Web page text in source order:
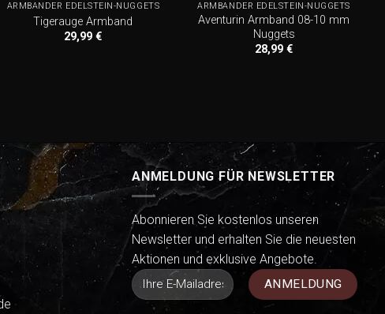
ARMBÄNDER EDELSTEIN-NUGGETS
Tigerauge Armband
29,99€
ARMBÄNDER EDELSTEIN-NUGGETS
Aventurin Armband 08-10 mm
Nuggets
28,99€
ANMELDUNG FÜR NEWSLETTER
Abonnieren Sie kostenlos unseren
Newsletter und erhalten Sie die neuesten
Aktionen und exklusive Angebote.